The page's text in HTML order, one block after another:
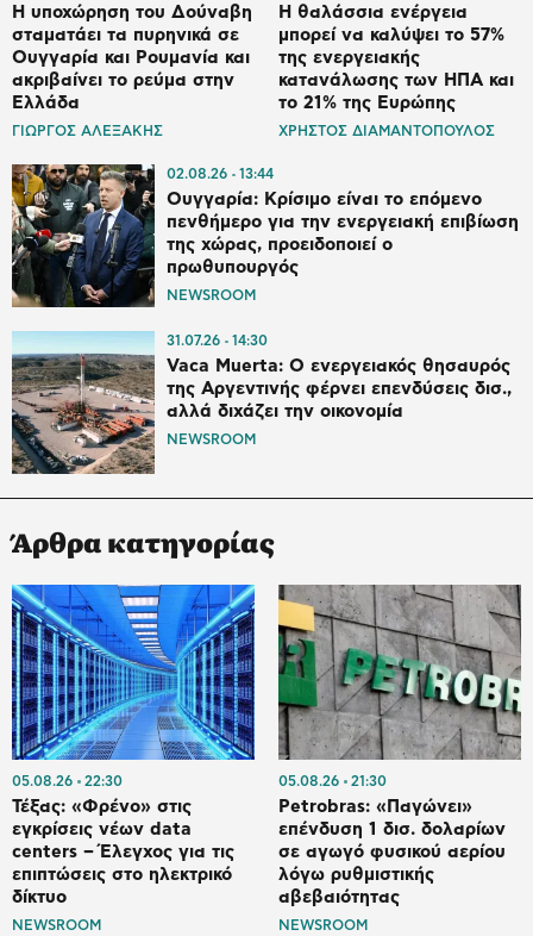
Η υποχώρηση του Δούναβη
σταματάει τα πυρηνικά σε
Ουγγαρία και Ρουμανία και
ακριβαίνει το ρεύμα στην
Ελλάδα
ΓΙΩΡΓΟΣ ΑΛΕΞΑΚΗΣ
Η θαλάσσια ενέργεια
μπορεί να καλύψει το 57%
της ενεργειακής
κατανάλωσης των ΗΠΑ και
το 21% της Ευρώπης
ΧΡΗΣΤΟΣ ΔΙΑΜΑΝΤΟΠΟΥΛΟΣ
02.08.26 13:44
Ουγγαρία: Κρίσιμο είναι το επόμενο
πενθήμερο για την ενεργειακή επιβίωση
της χώρας, προειδοποιεί ο
πρωθυπουργός
NEWSROOM
31.07.26 14:30
Vaca Muerta: Ο ενεργειακός θησαυρός
της Αργεντινής φέρνει επενδύσεις δισ.,
αλλά διχάζει την οικονομία
NEWSROOM
Άρθρα κατηγορίας
05.08.26 22:30
Τέξας: «Φρένο» στις
εγκρίσεις νέων data
centers – Έλεγχος για τις
επιπτώσεις στο ηλεκτρικό
δίκτυο
NEWSROOM
05.08.26 21:30
Petrobras: «Παγώνει»
επένδυση 1 δισ. δολαρίων
σε αγωγό φυσικού αερίου
λόγω ρυθμιστικής
αβεβαιότητας
NEWSROOM